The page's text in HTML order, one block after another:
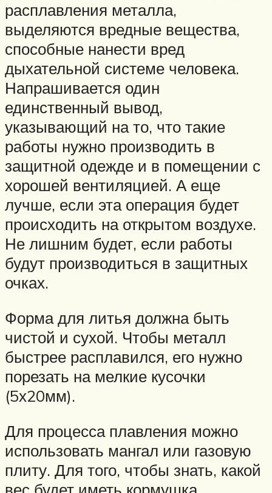
расплавления металла,
выделяются вредные вещества,
способные нанести вред
дыхательной системе человека.
Напрашивается один
единственный вывод,
указывающий на то, что такие
работы нужно производить в
защитной одежде и в помещении с
хорошей вентиляцией. А еще
лучше, если эта операция будет
происходить на открытом воздухе.
Не лишним будет, если работы
будут производиться в защитных
очках.
Форма для литья должна быть
чистой и сухой. Чтобы металл
быстрее расплавился, его нужно
порезать на мелкие кусочки
(5х20мм).
Для процесса плавления можно
использовать мангал или газовую
плиту. Для того, чтобы знать, какой
вес будет иметь кормушка,